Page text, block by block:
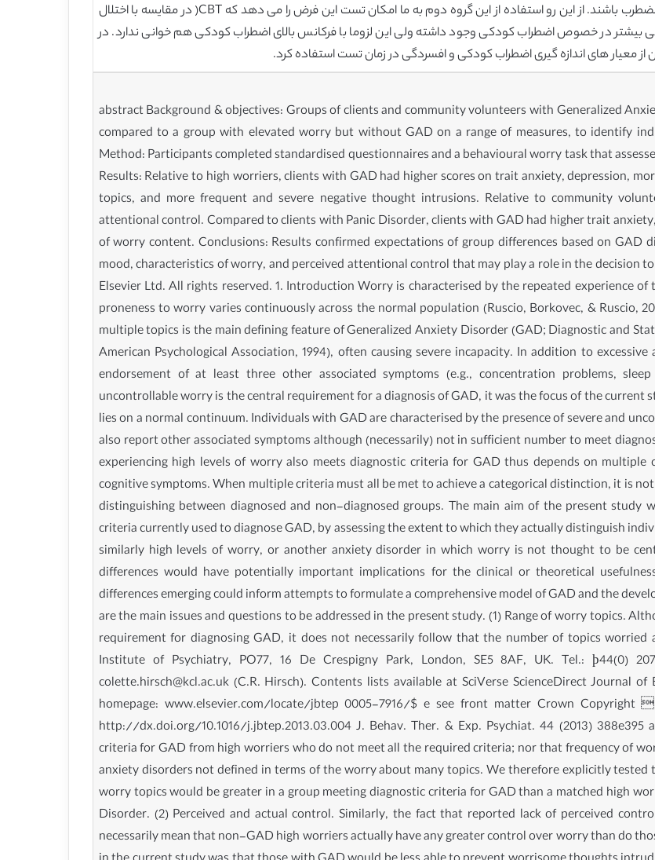
و یا درباره فرایند خود اضطراب کودکی در مقایسه با افراد CBT مضطرب باشند. از این رو استفاده از این گروه دوم به ما امکان تست این فرض را می دهد که CBT( در مقایسه با اختلال
بیشتر در خصوص اضطراب کودکی وجود داشته ولی این لزوما با فرکانس بالای اضطراب کودکی هم خوانی ندارد. در
از معیار های اندازه گیری اضطراب کودکی و افسردگی در زمان تست استفاده کرد.
abstract Background & objectives: Groups of clients and community volunteers with Generalized Anxiety Disorder (GAD) and clients with Panic Disorder were compared to a group with elevated worry but without GAD on a range of measures, to identify individual differences beyond a high propensity to worry. Method: Participants completed standardised questionnaires and a behavioural worry task that assesses frequency and severity of negative thought intrusions. Results: Relative to high worriers, clients with GAD had higher scores on trait anxiety, depression, more negative beliefs about worry, a greater range of worry topics, and more frequent and severe negative thought intrusions. Relative to community volunteers with GAD, clients in treatment reported poorer attentional control. Compared to clients with Panic Disorder, clients with GAD had higher trait anxiety, propensity to worry, negative beliefs and a wider range of worry content. Conclusions: Results confirmed expectations of group differences based on GAD diagnostic criteria, but also revealed other differences in mood, characteristics of worry, and perceived attentional control that may play a role in the decision to seek treatment. Crown Copyright  2013 Published by Elsevier Ltd. All rights reserved. 1. Introduction Worry is characterised by the repeated experience of thoughts about potential negative events, and reported proneness to worry varies continuously across the normal population (Ruscio, Borkovec, & Ruscio, 2001). Chronic, excessive and uncontrollable worry about multiple topics is the main defining feature of Generalized Anxiety Disorder (GAD; Diagnostic and Statistical Manual of Mental Disorders 4th Edition: DSM IV; American Psychological Association, 1994), often causing severe incapacity. In addition to excessive and uncontrollable worry, a diagnosis of GAD requires endorsement of at least three other associated symptoms (e.g., concentration problems, sleep difficulties, fatigue). However, given that excessive, uncontrollable worry is the central requirement for a diagnosis of GAD, it was the focus of the current study. Ruscio et al. (2001) reported that worry propensity lies on a normal continuum. Individuals with GAD are characterised by the presence of severe and uncontrollable worry. Some excessive worriers without GAD also report other associated symptoms although (necessarily) not in sufficient number to meet diagnostic criteria (Ruscio, 2002). Whether or not an individual experiencing high levels of worry also meets diagnostic criteria for GAD thus depends on multiple criteria that include the presence of somatic as well as cognitive symptoms. When multiple criteria must all be met to achieve a categorical distinction, it is not clear which among them are essential, or even useful, in distinguishing between diagnosed and non-diagnosed groups. The main aim of the present study was to test hypotheses derived from the worry-related criteria currently used to diagnose GAD, by assessing the extent to which they actually distinguish individuals with this diagnosis from a non-clinical group with similarly high levels of worry, or another anxiety disorder in which worry is not thought to be central, such as Panic Disorder. Failures to find predicted differences would have potentially important implications for the clinical or theoretical usefulness of the assumed central criteria. Furthermore, other differences emerging could inform attempts to formulate a comprehensive model of GAD and the development of more effective treatments. Summarized below are the main issues and questions to be addressed in the present study. (1) Range of worry topics. Although frequent worry about multiple topics is the central requirement for diagnosing GAD, it does not necessarily follow that the number of topics worried about * Corresponding author. King’s College London, Institute of Psychiatry, PO77, 16 De Crespigny Park, London, SE5 8AF, UK. Tel.: þ44(0) 2078480697; fax: þ44(0) 2078485006. E-mail address: colette.hirsch@kcl.ac.uk (C.R. Hirsch). Contents lists available at SciVerse ScienceDirect Journal of Behavior Therapy and Experimental Psychiatry journal homepage: www.elsevier.com/locate/jbtep 0005-7916/$ e see front matter Crown Copyright  2013 Published by Elsevier Ltd. All rights reserved. http://dx.doi.org/10.1016/j.jbtep.2013.03.004 J. Behav. Ther. & Exp. Psychiat. 44 (2013) 388e395 actually distinguishes high worriers meeting diagnostic criteria for GAD from high worriers who do not meet all the required criteria; nor that frequency of worry distinguishes those with GAD from those with other anxiety disorders not defined in terms of the worry about many topics. We therefore explicitly tested the previously unexamined hypothesis that the range of worry topics would be greater in a group meeting diagnostic criteria for GAD than a matched high worry group not meeting these criteria or clients with Panic Disorder. (2) Perceived and actual control. Similarly, the fact that reported lack of perceived control over worry is required for diagnosing GAD does not necessarily mean that non-GAD high worriers actually have any greater control over worry than do those with GAD. Consequently, a further hypothesis tested in the current study was that those with GAD would be less able to prevent worrisome thoughts intruding when attempting to focus their attention elsewhere, and possibly also have a more general inability to control attention, based on a self-report questionnaire designed to assess ability to control attention across a range of everyday activities. (3) Beliefs about worry. Inappropriate beliefs about either the positive benefits or the negative consequences of excessive worry are not part of the diagnostic criteria for GAD, although some previous researchers (e.g., Ruscio & Borkovec, 2004; Wells & Carter, 2001) have found evidence suggesting that such beliefs may be both characteristic of the disorder and possibly play a part in maintaining it. Given these previous suggestions, we included a further examination of this issue using an established questionnaire measure (Meta Cognitions Questionnaire; MCQ; Wells & Carter, 2001) to test the extent to which beliefs about worry distinguish those meeting GAD diagnosis on clinical interview from equally high worriers not so diagnosed.